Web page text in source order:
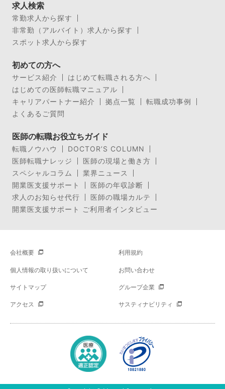
求人検索
常勤求人から探す
非常勤（アルバイト）求人から探す
スポット求人から探す
初めての方へ
サービス紹介
はじめて転職される方へ
はじめての医師転職マニュアル
キャリアパートナー紹介
拠点一覧
転職成功事例
よくあるご質問
医師の転職お役立ちガイド
転職ノウハウ
DOCTOR’S COLUMN
医師転職ナレッジ
医師の現場と働き方
スペシャルコラム
業界ニュース
開業医支援サポート
医師の年収診断
求人のお知らせ代行
医師の職場カルテ
開業医支援サポート ご利用者インタビュー
会社概要 利用規約
個人情報の取り扱いについて お問い合わせ
サイトマップ グループ企業
アクセス サスティナビリティ